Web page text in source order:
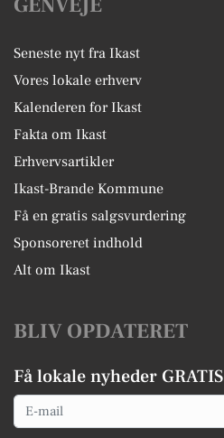
GENVEJE
Seneste nyt fra Ikast
Vores lokale erhverv
Kalenderen for Ikast
Fakta om Ikast
Erhvervsartikler
Ikast-Brande Kommune
Få en gratis salgsvurdering
Sponsoreret indhold
Alt om Ikast
BLIV OPDATERET
Få lokale nyheder GRATIS
Email